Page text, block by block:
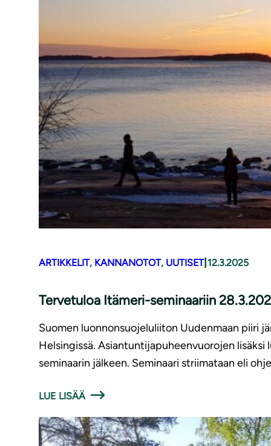
ARTIKKELIT, KANNANOTOT, UUTISET| 12.3.2025
Tervetuloa Itämeri-seminaariin
Suomen luonnonsuojeluliiton Uudenmaan piiri
Helsingissä. Asiantuntijapuheenvuorojen
seminaarin jälkeen. Seminaari striimataan eli
LUE LISÄÄ